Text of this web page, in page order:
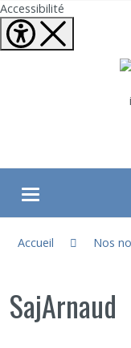
Accessibilité
Aller
Ouvrir/fermer le
À propos
Accueil
Nos
SajArnaud